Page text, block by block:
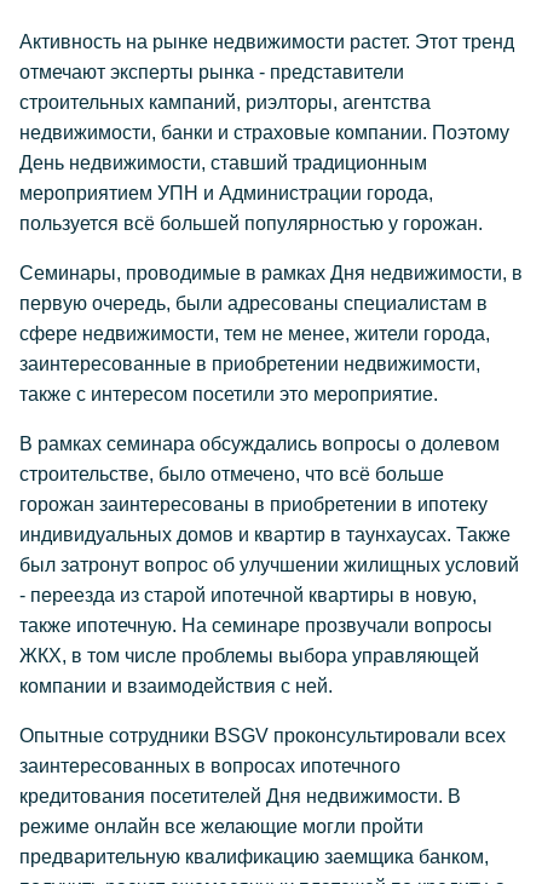
Активность на рынке недвижимости растет. Этот тренд
отмечают эксперты рынка - представители
строительных кампаний, риэлторы, агентства
недвижимости, банки и страховые компании. Поэтому
День недвижимости, ставший традиционным
мероприятием УПН и Администрации города,
пользуется всё большей популярностью у горожан.
Семинары, проводимые в рамках Дня недвижимости, в
первую очередь, были адресованы специалистам в
сфере недвижимости, тем не менее, жители города,
заинтересованные в приобретении недвижимости,
также с интересом посетили это мероприятие.
В рамках семинара обсуждались вопросы о долевом
строительстве, было отмечено, что всё больше
горожан заинтересованы в приобретении в ипотеку
индивидуальных домов и квартир в таунхаусах. Также
был затронут вопрос об улучшении жилищных условий
- переезда из старой ипотечной квартиры в новую,
также ипотечную. На семинаре прозвучали вопросы
ЖКХ, в том числе проблемы выбора управляющей
компании и взаимодействия с ней.
Опытные сотрудники BSGV проконсультировали всех
заинтересованных в вопросах ипотечного
кредитования посетителей Дня недвижимости. В
режиме онлайн все желающие могли пройти
предварительную квалификацию заемщика банком,